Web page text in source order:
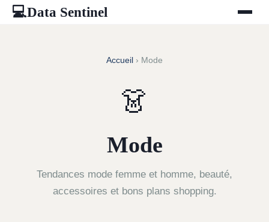
💻Data Sentinel
Accueil › Mode
👗
Mode
Tendances mode femme et homme, beauté,
accessoires et bons plans shopping.